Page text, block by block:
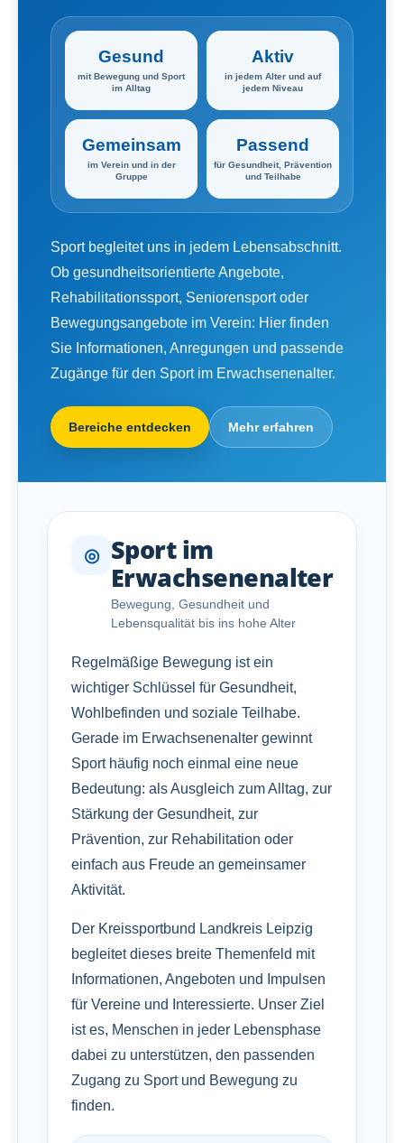
Gesund
mit Bewegung und Sport
im Alltag
Aktiv
in jedem Alter und auf
jedem Niveau
Gemeinsam
im Verein und in der
Gruppe
Passend
für Gesundheit, Prävention
und Teilhabe
Sport begleitet uns in jedem Lebensabschnitt.
Ob gesundheitsorientierte Angebote,
Rehabilitationssport, Seniorensport oder
Bewegungsangebote im Verein: Hier finden
Sie Informationen, Anregungen und passende
Zugänge für den Sport im Erwachsenenalter.
Bereiche entdecken Mehr erfahren
◎
Sport im
Erwachsenenalter
Bewegung, Gesundheit und
Lebensqualität bis ins hohe Alter
Regelmäßige Bewegung ist ein
wichtiger Schlüssel für Gesundheit,
Wohlbefinden und soziale Teilhabe.
Gerade im Erwachsenenalter gewinnt
Sport häufig noch einmal eine neue
Bedeutung: als Ausgleich zum Alltag, zur
Stärkung der Gesundheit, zur
Prävention, zur Rehabilitation oder
einfach aus Freude an gemeinsamer
Aktivität.
Der Kreissportbund Landkreis Leipzig
begleitet dieses breite Themenfeld mit
Informationen, Angeboten und Impulsen
für Vereine und Interessierte. Unser Ziel
ist es, Menschen in jeder Lebensphase
dabei zu unterstützen, den passenden
Zugang zu Sport und Bewegung zu
finden.